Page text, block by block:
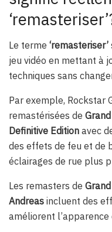
Le terme ‘remasteriser’
jeu vidéo en mettant à
techniques sans
Par exemple, Rockstar
remastérisées de
Definitive Edition avec
des effets de feu et de
éclairages de rue plus
Les remasters de
Andreas incluent des
améliorent l’apparence